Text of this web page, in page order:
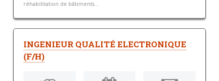
réhabilitation de bâtiments...
INGENIEUR QUALITÉ ELECTRONIQUE
(F/H)